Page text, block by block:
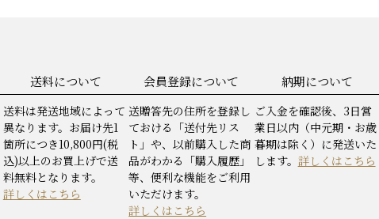
送料について
送料は発送地域によって
異なります。お届け先1
箇所につき10,800円(税
込)以上のお買上げで送
料無料となります。
詳しくはこちら
会員登録について
送贈答先の住所を登録し
ておける「送付先リス
ト」や、以前購入した商
品がわかる「購入履歴」
等、便利な機能をご利用
いただけます。
詳しくはこちら
納期について
ご入金を確認後、3日営
業日以内（中元期・お歳
暮期は除く）に発送いた
します。 詳しくはこちら